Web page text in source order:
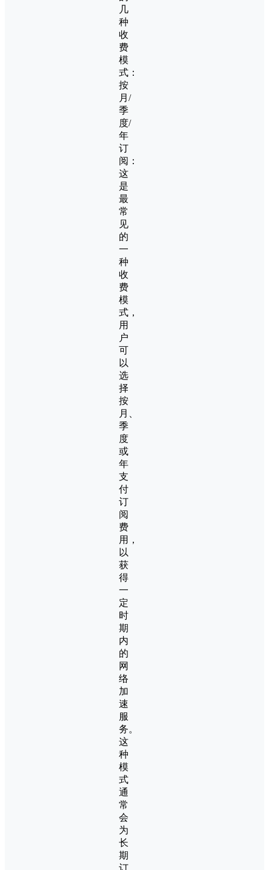
几
种
收
费
模
式：
按
月/
季
度/
年
订
阅：
这
是
最
常
见
的
一
种
收
费
模
式，
用
户
可
以
选
择
按
月、
季
度
或
年
支
付
订
阅
费
用，
以
获
得
一
定
时
期
内
的
网
络
加
速
服
务。
这
种
模
式
通
常
会
为
长
期